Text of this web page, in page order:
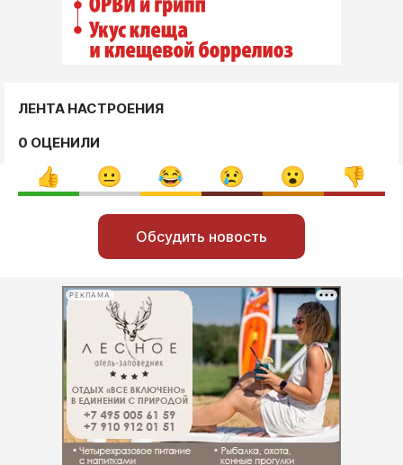
ЛЕНТА НАСТРОЕНИЯ
0 ОЦЕНИЛИ
Обсудить новость
РЕКЛАМА